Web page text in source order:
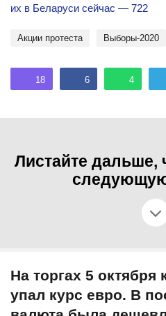
их в Беларуси сейчас — 722
акции протеста Выборы-2020
18 6 4
Листайте дальше,